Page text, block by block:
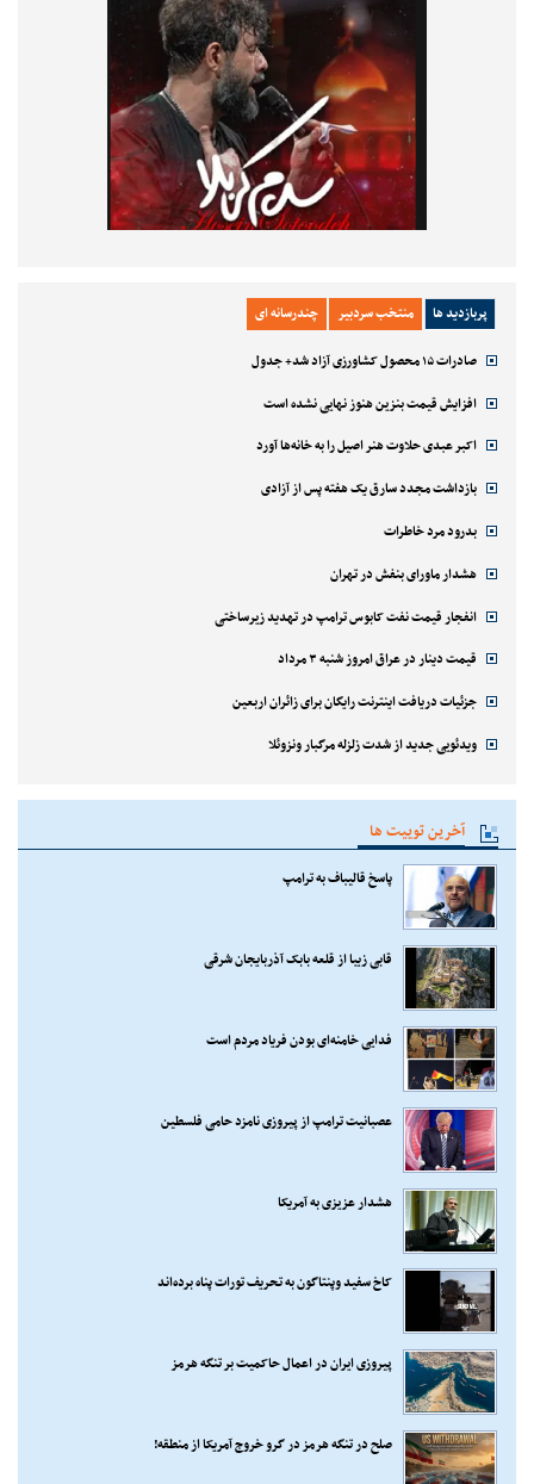
پربازدید ها منتخب سردبیر چندرسانه ای
صادرات ۱۵ محصول کشاورزی آزاد شد+ جدول
افزایش قیمت بنزین هنوز نهایی نشده است
اکبر عبدی حلاوت هنر اصیل را به خانه‌ها آورد
بازداشت مجدد سارق یک هفته پس از آزادی
بدرود مرد خاطرات
هشدار ماورای بنفش در تهران
انفجار قیمت نفت کابوس ترامپ در تهدید زیرساختی
قیمت دینار در عراق امروز شنبه ۳ مرداد
جزئیات دریافت اینترنت رایگان برای زائران اربعین
ویدئویی جدید از شدت زلزله مرگبار ونزوئلا
آخرین توییت ها
پاسخ قالیباف به ترامپ
قابی زیبا از قلعه بابک آذربایجان شرقی
فدایی خامنه‌ای بودن فریاد مردم است
عصبانیت ترامپ از پیروزی نامزد حامی فلسطین
هشدار عزیزی به آمریکا
کاخ سفید وپنتاگون به تحریف تورات پناه برده‌اند
پیروزی ایران در اعمال حاکمیت بر تنگه هرمز
صلح در تنگه هرمز در گرو خروج آمریکا از منطقه!